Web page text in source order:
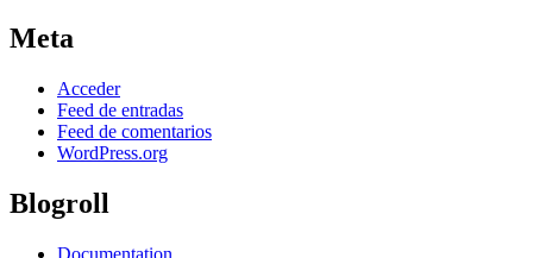
Meta
Acceder
Feed de entradas
Feed de comentarios
WordPress.org
Blogroll
Documentation